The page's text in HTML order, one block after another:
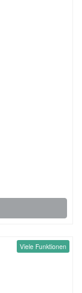
Viele Funktionen